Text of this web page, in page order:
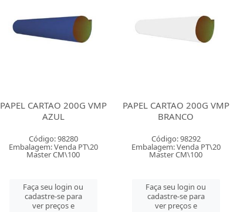
PAPEL CARTAO 200G VMP
AZUL
Código: 98280
Embalagem: Venda PT\20
Master CM\100
Faça seu login ou
cadastre-se para
ver preços e
PAPEL CARTAO 200G VMP
BRANCO
Código: 98292
Embalagem: Venda PT\20
Master CM\100
Faça seu login ou
cadastre-se para
ver preços e